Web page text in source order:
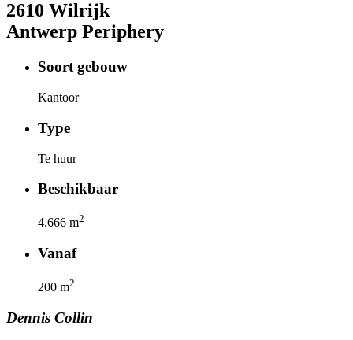
2610 Wilrijk
Antwerp Periphery
Soort gebouw
Kantoor
Type
Te huur
Beschikbaar
4.666 m2
Vanaf
200 m2
Dennis Collin